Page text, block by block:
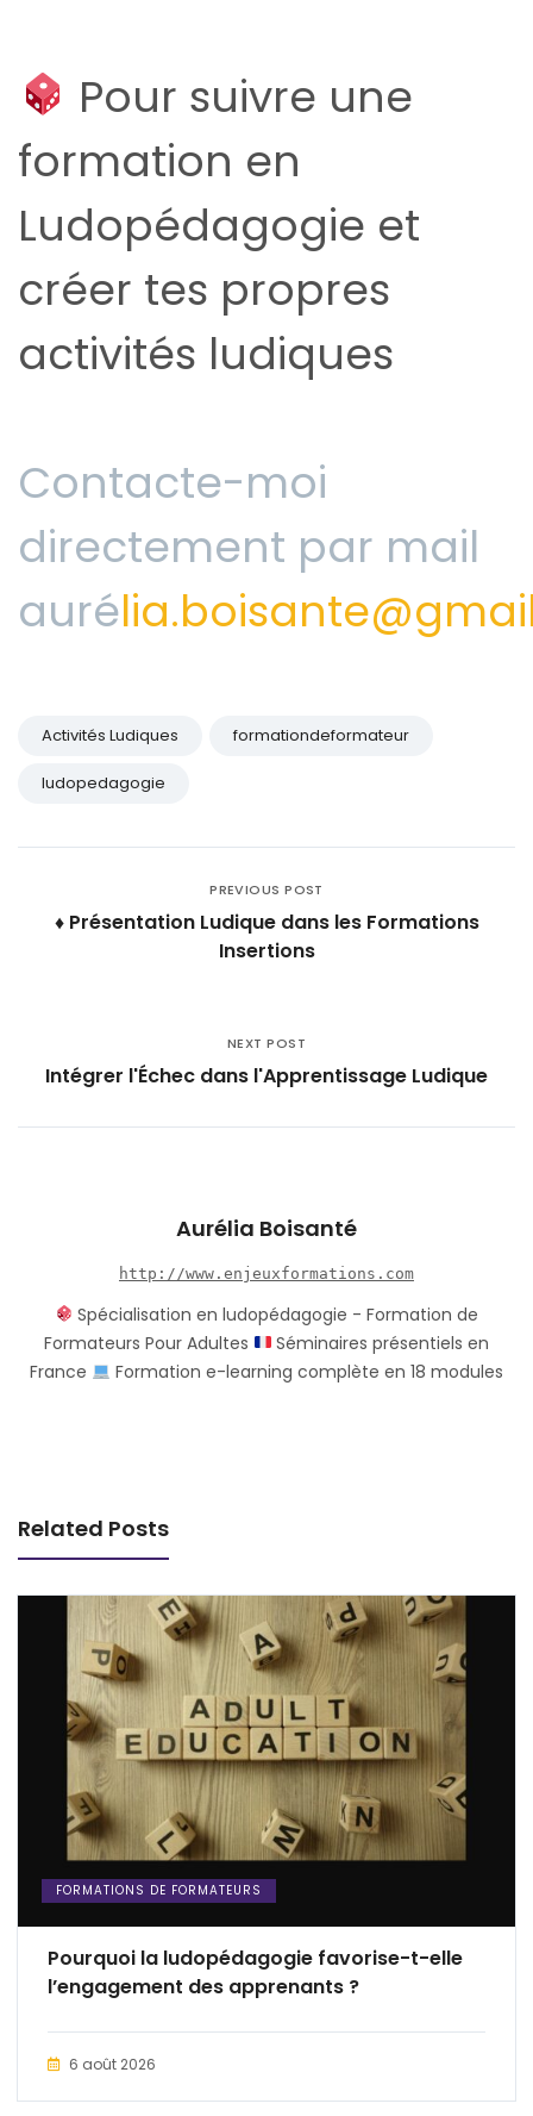
Pour suivre une
formation en
Ludopédagogie et
créer tes propres
activités ludiques
Contacte-moi
directement par mail
auré
Activités Ludiques formationdeformateur
ludopedagogie
PREVIOUS POST
♦️ Présentation Ludique dans les Formations
Insertions
NEXT POST
Intégrer l'Échec dans l'Apprentissage Ludique
Aurélia Boisanté
http://www.enjeuxformations.com
Spécialisation en ludopédagogie - Formation de
Formateurs Pour Adultes
Séminaires présentiels en
France
Formation e-learning complète en 18 modules
Related Posts
FORMATIONS DE FORMATEURS
Pourquoi la ludopédagogie favorise-t-elle
l’engagement des apprenants ?
6 août 2026